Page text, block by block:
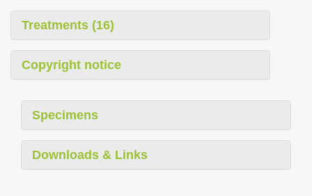
Treatments (16)
Copyright notice
Specimens
Downloads & Links